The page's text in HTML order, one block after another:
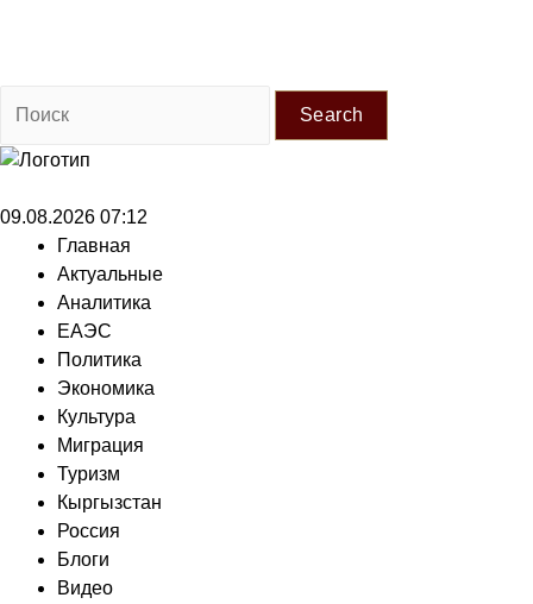
Search
09.08.2026 07:12
Главная
Актуальные
Аналитика
ЕАЭС
Политика
Экономика
Культура
Миграция
Туризм
Кыргызстан
Россия
Блоги
Видео